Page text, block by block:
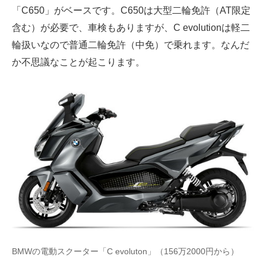
「C650」がベースです。C650は大型二輪免許（AT限定
含む）が必要で、車検もありますが、C evolutionは軽二
輪扱いなので普通二輪免許（中免）で乗れます。なんだ
か不思議なことが起こります。
BMWの電動スクーター「C evoluton」（156万2000円から）